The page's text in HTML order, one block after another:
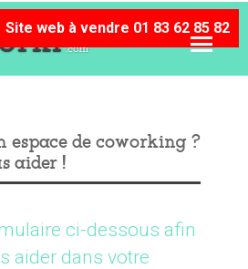
Site web à vendre 01 83 62 85 82
espace de coworking ?
aider !
ci-dessous afin
aider dans votre